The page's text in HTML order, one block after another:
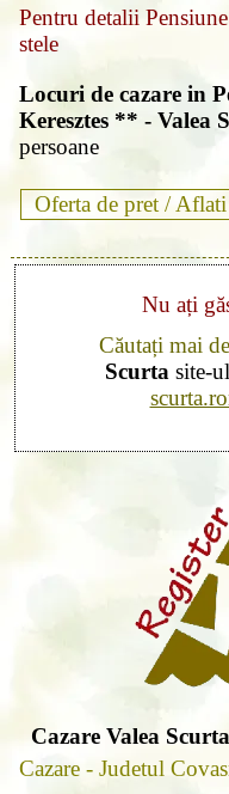
Pentru detalii
stele
Locuri de cazare in
Keresztes ** - Valea
persoane
Oferta de pret /Aflati
Nu ați
Căutați mai
Scurta site-
Cazare Valea Scurta
Cazare - Judetul